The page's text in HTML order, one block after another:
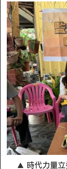
時代力量